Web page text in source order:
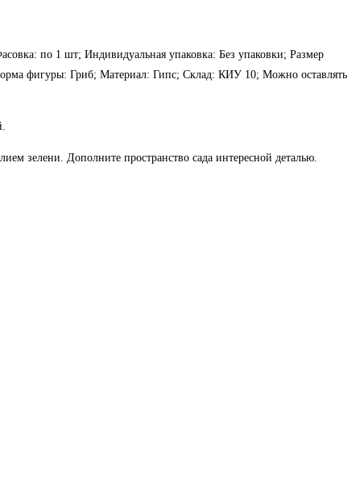
по 1 шт; Индивидуальная упаковка: Без упаковки; Размер
фигуры: Гриб; Материал: Гипс; Склад: КИУ 10; Можно оставлять
зелени. Дополните пространство сада интересной деталью.